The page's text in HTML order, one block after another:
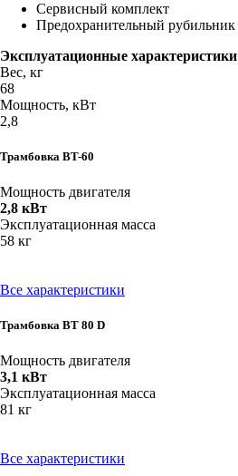
Сервисный комплект
Предохранительный рубильник
Эксплуатационные характеристики
Вес, кг
68
Мощность, кВт
2,8
Трамбовка BT-60
Мощность двигателя
2,8 кВт
Эксплуатационная масса
58 кг
Все характеристики
Трамбовка BT 80 D
Мощность двигателя
3,1 кВт
Эксплуатационная масса
81 кг
Все характеристики